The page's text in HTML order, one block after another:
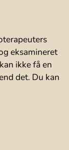
eksamineret
ikke få en
det. Du kan